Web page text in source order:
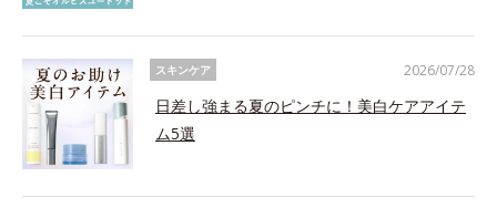
スキンケア
日差し強まる夏のピンチに！美白ケアアイテ
ム5選
2026/07/28